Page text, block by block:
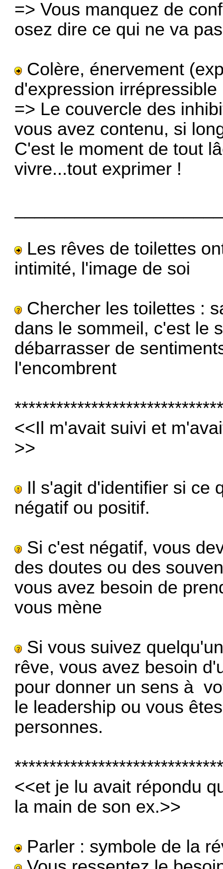
=> Vous manquez de
osez dire ce qui ne va
Colère, énervement
d'expression irrépressible
=> Le couvercle des
vous avez contenu, si
C'est le moment de tout
vivre...tout exprimer !
Les rêves de toilettes
intimité, l'image de soi
Chercher les toilettes :
dans le sommeil, c'est le
débarrasser de
l'encombrent
<<Il m'avait suivi et
>>
Il s'agit d'identifier si ce
négatif ou positif.
Si c'est négatif, vous
des doutes ou des
vous avez besoin de
vous mène
Si vous suivez
rêve, vous avez besoin
pour donner un sens à
le leadership ou vous
personnes.
<<et je lu avait répondu
la main de son ex.>>
Parler : symbole de la